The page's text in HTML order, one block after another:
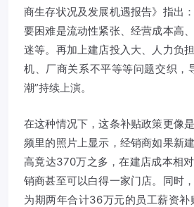
商生存状况及发展机遇报告》指出
要困难是流动性紧张、经营成本高
迷等。再加上建店投入大、人力负
机、厂商关系不平等等问题交织，
潮”持续上演。
在这种情况下，这条补贴政策更像
频里的照片上显示，经销商如果新
高竟达370万之多，在建店成本相
销商甚至可以白得一家门店。同时
为期两年合计36万元的员工薪资补